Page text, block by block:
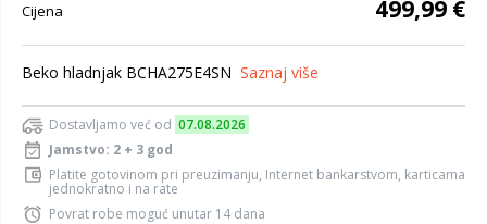
Cijena 499,99 €
Beko hladnjak BCHA275E4SN Saznaj više
Dostavljamo već od 07.08.2026
Jamstvo: 2 + 3 god
Platite gotovinom pri preuzimanju, Internet bankarstvom, karticama
jednokratno i na rate
Povrat robe moguć unutar 14 dana